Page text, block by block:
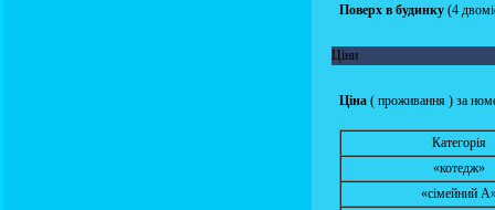
Поверх в будинку(4
Ціни
Ціна( проживання ) за
Категорія
«котедж»
«сімейний